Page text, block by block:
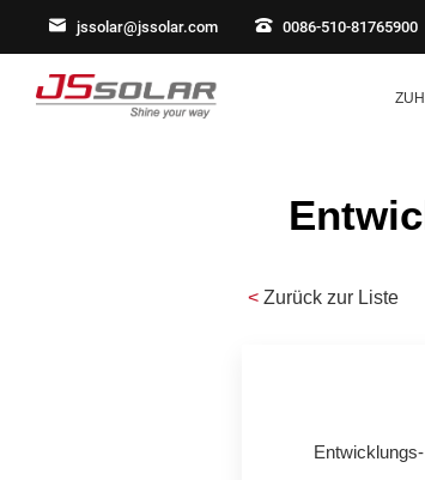
jssolar@jssolar.com 0086-510-81765900
<Zurück zur Liste